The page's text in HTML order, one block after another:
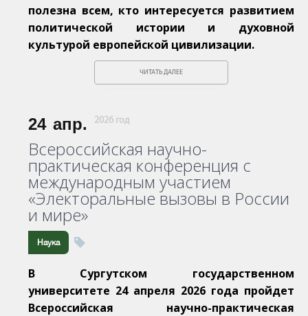
полезна всем, кто интересуется развитием
политической истории и духовной
культурой европейской цивилизации.
ЧИТАТЬ ДАЛЕЕ
24 апр. 2026 год
Всероссийская научно-
практическая конференция с
международным участием
«Электоральные вызовы в России
и мире»
Наука
В Сургутском государственном
университете 24 апреля 2026 года пройдет
Всероссийская научно-практическая